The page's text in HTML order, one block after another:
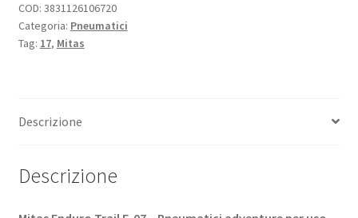
COD: 3831126106720
Categoria: Pneumatici
Tag: 17, Mitas
Descrizione
Descrizione